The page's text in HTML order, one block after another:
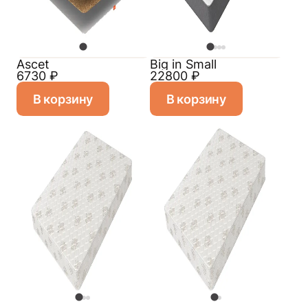
Ascet
6730 ₽
В корзину
Big in Small
22800 ₽
В корзину